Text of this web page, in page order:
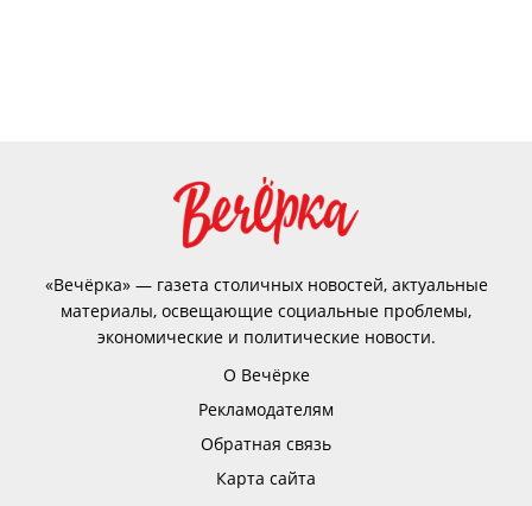
«Вечёрка» — газета столичных новостей, актуальные
материалы, освещающие социальные проблемы,
экономические и политические новости.
О Вечёрке
Рекламодателям
Обратная связь
Карта сайта